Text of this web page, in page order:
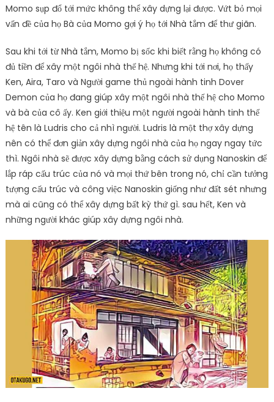
Momo sụp đổ tới mức không thể xây dựng lại được. Vứt bỏ mọi
vấn đề của họ Bà của Momo gợi ý họ tới Nhà tắm để thư giãn.
Sau khi tới từ Nhà tắm, Momo bị sốc khi biết rằng họ không có
đủ tiền để xây một ngôi nhà thế hệ. Nhưng khi tới nơi, họ thấy
Ken, Aira, Taro và Người game thủ ngoài hành tinh Dover
Demon của họ đang giúp xây một ngôi nhà thế hệ cho Momo
và bà của cô ấy. Ken giới thiệu một người ngoài hành tinh thế
hệ tên là Ludris cho cả nhì người. Ludris là một thợ xây dựng
nên có thể đơn giản xây dựng ngôi nhà của họ ngay ngay tức
thì. Ngôi nhà sẽ được xây dựng bằng cách sử dụng Nanoskin để
lắp ráp cấu trúc của nó và mọi thứ bên trong nó, chỉ cần tưởng
tượng cấu trúc và công việc Nanoskin giống như đất sét nhưng
mà ai cũng có thể xây dựng bất kỳ thứ gì. sau hết, Ken và
những người khác giúp xây dựng ngôi nhà.